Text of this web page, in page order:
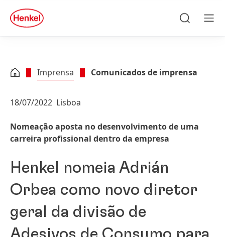
Skip to footer
quick
search
Imprensa Comunicados de imprensa
18/07/2022 Lisboa
Nomeação aposta no desenvolvimento de uma
carreira profissional dentro da empresa
Henkel nomeia Adrián
Orbea como novo diretor
geral da divisão de